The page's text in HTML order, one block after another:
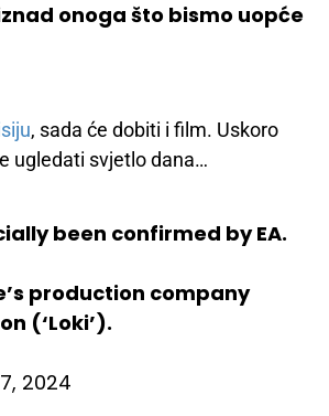
onoga što bismo uopće
, sada će dobiti i film. Uskoro
ugledati svjetlo dana…
been confirmed by EA.
production company
(‘Loki’).
2024